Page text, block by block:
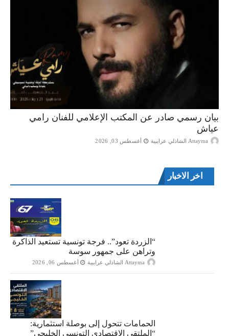
بيان رسمي صادر عن المكتب الإعلامي للفنان رامي
عياش
Attayma الشاذلي عرايبية أغسطس 03, 2026
اخر الاخبار
“الزردة تعود”.. فرجة تونسية تستعيد الذاكرة
وتراهن على جمهور سوسة
Attayma الشاذلي عرايبية أغسطس 06, 2026
الحمامات تتحول إلى بوصلة استثمارية:
“الملتقى الاقتصادي التونسي الخليجي”